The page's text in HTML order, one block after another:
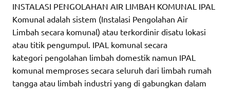
INSTALASI PENGOLAHAN AIR LIMBAH KOMUNAL IPAL
Komunal adalah sistem (Instalasi Pengolahan Air
Limbah secara komunal) atau terkordinir disatu lokasi
atau titik pengumpul. IPAL komunal secara
kategori pengolahan limbah domestik namun IPAL
komunal memproses secara seluruh dari limbah rumah
tangga atau limbah industri yang di gabungkan dalam